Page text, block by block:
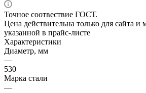
Точное соотвествие ГОСТ.
Цена действительна только для сайта и
указанной в прайс-листе
Характеристики
Диаметр, мм
—
530
Марка стали
—